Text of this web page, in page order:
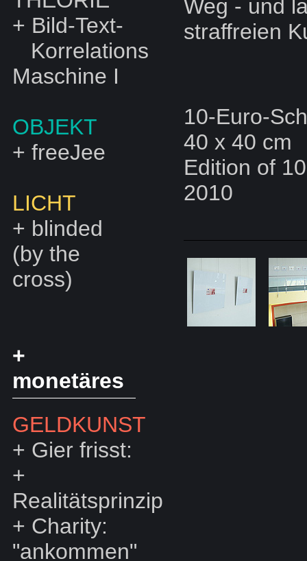
+ Bild-Text-
Korrelations
Maschine I
OBJEKT
+ freeJee
LICHT
+ blinded
(by the
cross)
+
monetäres
GELDKUNST
+ Gier frisst:
+
Realitätsprinzip
+ Charity:
"ankommen"
Weg - und
straffreien
10-Euro-
40 x 40 cm
Edition of 10
2010